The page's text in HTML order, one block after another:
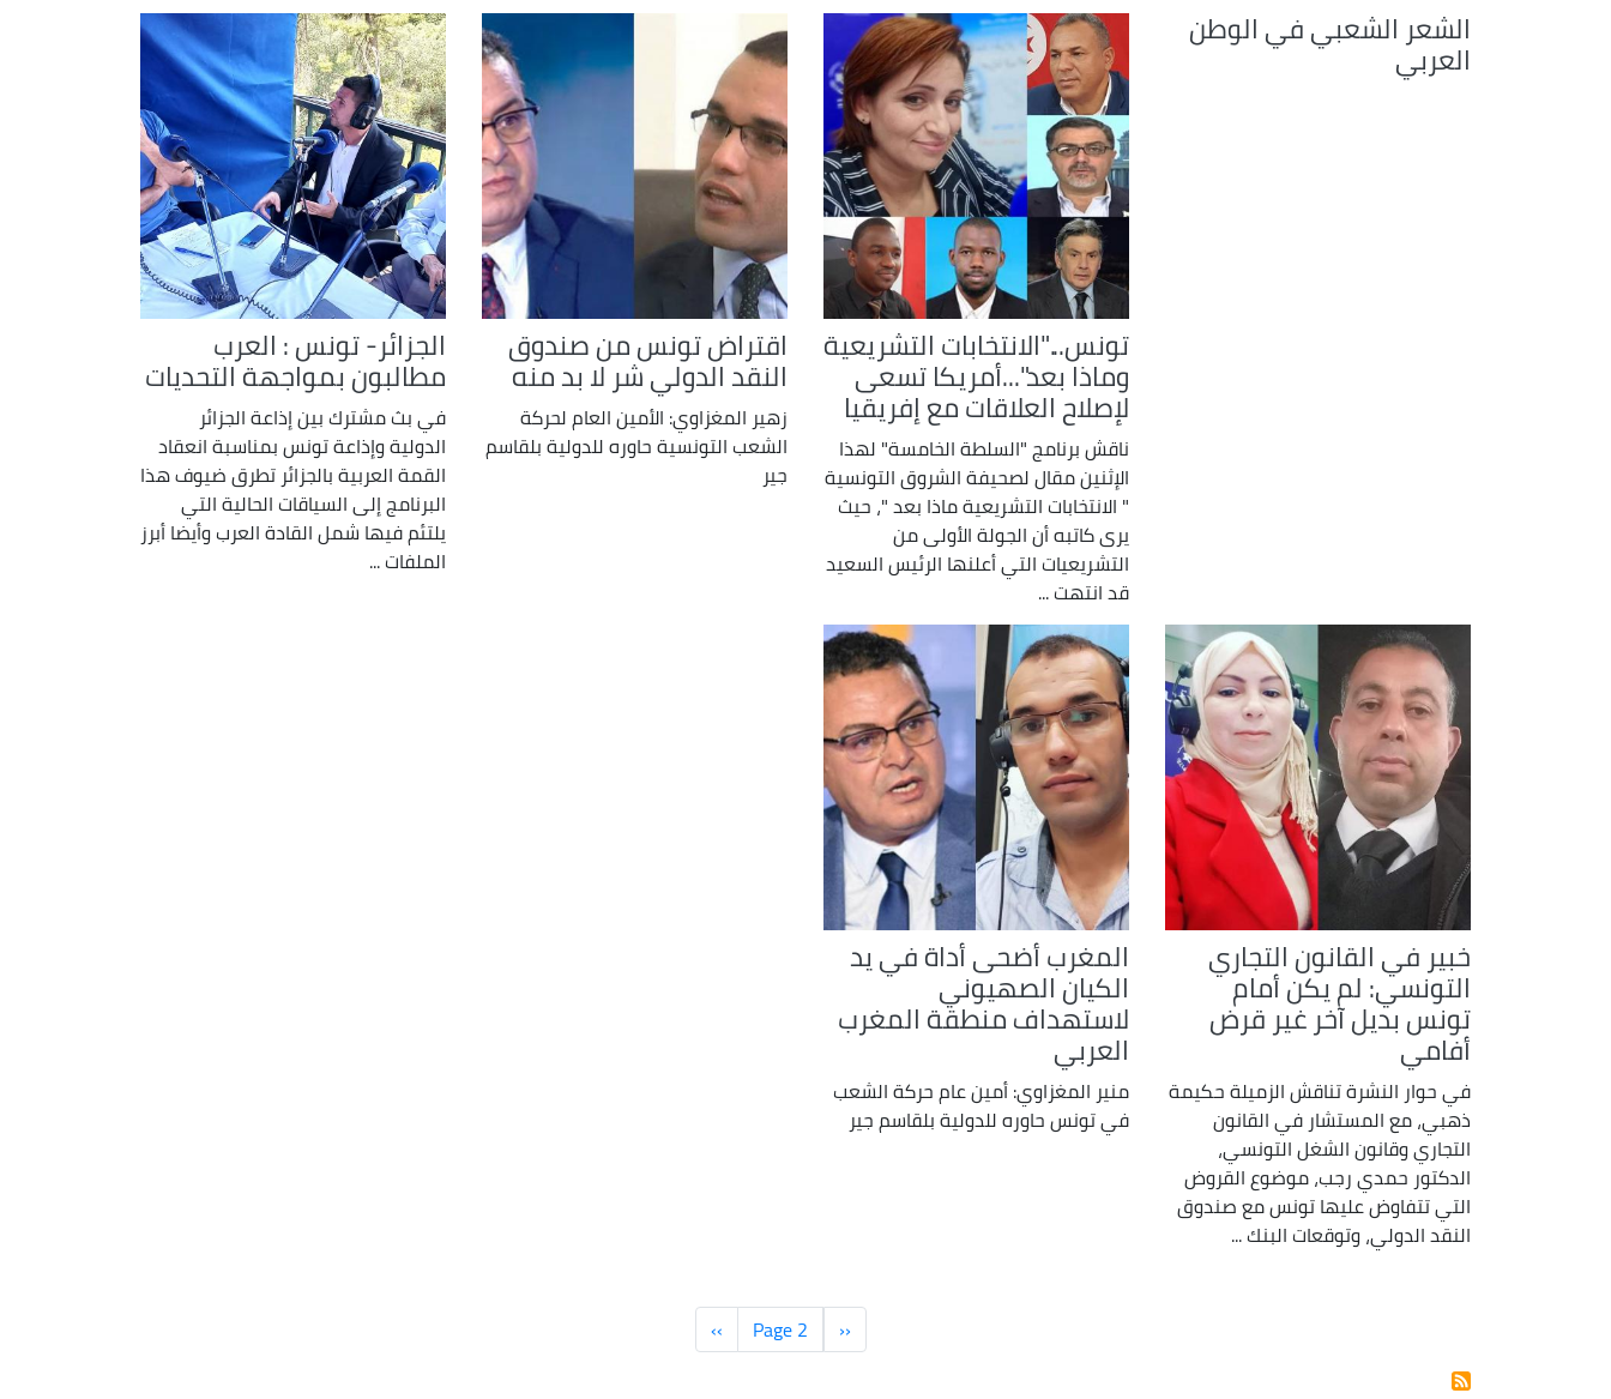
الشعر الشعبي في الوطن
العربي
تونس..."الانتخابات التشريعية
وماذا بعد"...أمريكا تسعى
لإصلاح العلاقات مع إفريقيا
ناقش برنامج "السلطة الخامسة" لهذا
الإثنين مقال لصحيفة الشروق التونسية
" الانتخابات التشريعية ماذا بعد "، حيث
يرى كاتبه أن الجولة الأولى من
التشريعيات التي أعلنها الرئيس السعيد
قد انتهت ...
اقتراض تونس من صندوق
النقد الدولي شر لا بد منه
زهير المغزاوي: الأمين العام لحركة
الشعب التونسية حاوره للدولية بلقاسم
جير
الجزائر- تونس : العرب
مطالبون بمواجهة التحديات
في بث مشترك بين إذاعة الجزائر
الدولية وإذاعة تونس بمناسبة انعقاد
القمة العربية بالجزائر تطرق ضيوف هذا
البرنامج إلى السياقات الحالية التي
يلتئم فيها شمل القادة العرب وأيضا أبرز
الملفات ...
خبير في القانون التجاري
التونسي: لم يكن أمام
تونس بديل آخر غير قرض
أفامي
في حوار النشرة تناقش الزميلة حكيمة
ذهبي، مع المستشار في القانون
التجاري وقانون الشغل التونسي،
الدكتور حمدي رجب، موضوع القروض
التي تتفاوض عليها تونس مع صندوق
النقد الدولي، وتوقعات البنك ...
المغرب أضحى أداة في يد
الكيان الصهيوني
لاستهداف منطقة المغرب
العربي
منير المغزاوي: أمين عام حركة الشعب
في تونس حاوره للدولية بلقاسم جير
الصفحة
السابقة
‹‹
Page 2 الصفحة
التالية
››